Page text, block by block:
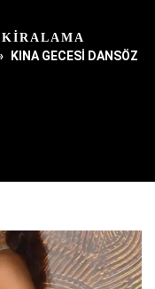
KİRALAMA
KINA GECESİ DANSÖZ